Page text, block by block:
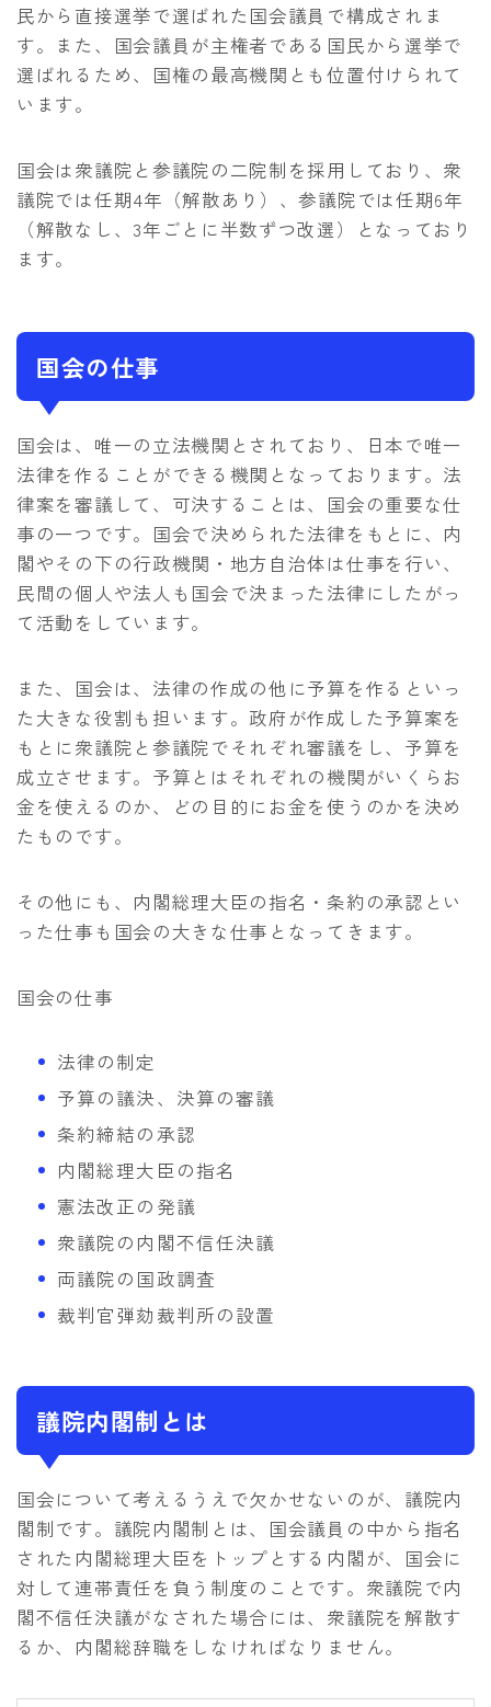
民から直接選挙で選ばれた国会議員で構成されま
す。また、国会議員が主権者である国民から選挙で
選ばれるため、国権の最高機関とも位置付けられて
います。
国会は衆議院と参議院の二院制を採用しており、衆
議院では任期4年（解散あり）、参議院では任期6年
（解散なし、3年ごとに半数ずつ改選）となっており
ます。
国会の仕事
国会は、唯一の立法機関とされており、日本で唯一
法律を作ることができる機関となっております。法
律案を審議して、可決することは、国会の重要な仕
事の一つです。国会で決められた法律をもとに、内
閣やその下の行政機関・地方自治体は仕事を行い、
民間の個人や法人も国会で決まった法律にしたがっ
て活動をしています。
また、国会は、法律の作成の他に予算を作るといっ
た大きな役割も担います。政府が作成した予算案を
もとに衆議院と参議院でそれぞれ審議をし、予算を
成立させます。予算とはそれぞれの機関がいくらお
金を使えるのか、どの目的にお金を使うのかを決め
たものです。
その他にも、内閣総理大臣の指名・条約の承認とい
った仕事も国会の大きな仕事となってきます。
国会の仕事
法律の制定
予算の議決、決算の審議
条約締結の承認
内閣総理大臣の指名
憲法改正の発議
衆議院の内閣不信任決議
両議院の国政調査
裁判官弾劾裁判所の設置
議院内閣制とは
国会について考えるうえで欠かせないのが、議院内
閣制です。議院内閣制とは、国会議員の中から指名
された内閣総理大臣をトップとする内閣が、国会に
対して連帯責任を負う制度のことです。衆議院で内
閣不信任決議がなされた場合には、衆議院を解散す
るか、内閣総辞職をしなければなりません。